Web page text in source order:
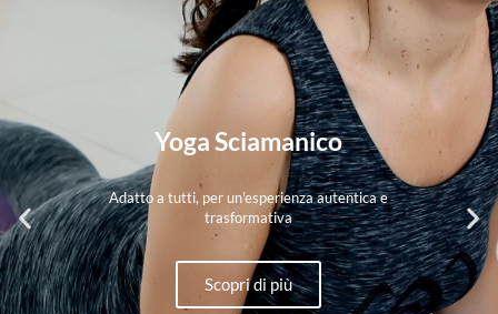
Yoga Sciamanico
Adatto a tutti, per un'esperienza autentica e
trasformativa
Scopri di più